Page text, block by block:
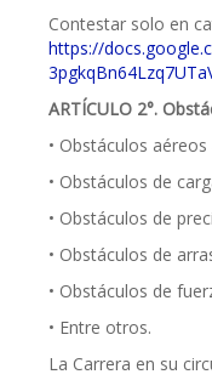
Contestar solo en
https://
ARTÍCULO 2°.
• Obstáculos
• Obstáculos de
• Obstáculos de
• Obstáculos de
• Obstáculos de
• Entre otros.
La Carrera en su